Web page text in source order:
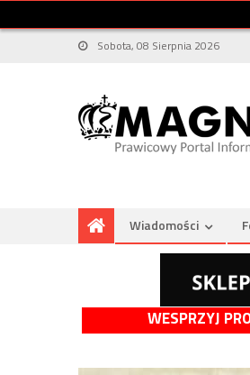
Sobota, 08 Sierpnia 2026
Wiadomości
WESPRZYJ